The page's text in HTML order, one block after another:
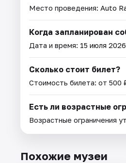
Место проведения: Auto
Когда запланирован
Дата и время: 15 июля 2026
Сколько стоит билет?
Стоимость билета: от 500
Есть ли возрастные
Возрастные ограничения
Похожие музеи